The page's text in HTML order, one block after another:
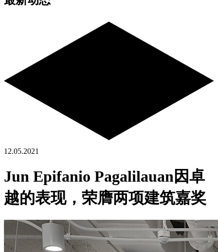
12.05.2021
Jun Epifanio Pagalilauan因卓
越的表现，荣膺两项建筑嘉奖